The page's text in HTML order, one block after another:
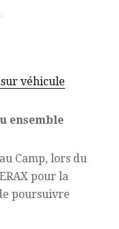
véhicule
ensemble
Camp, lors du
pour la
poursuivre